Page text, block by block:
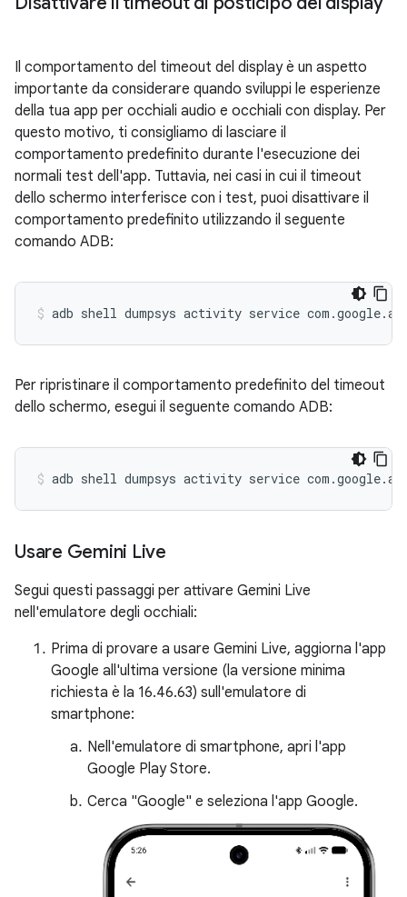
Il comportamento del timeout del display è un aspetto
importante da considerare quando sviluppi le esperienze
della tua app per occhiali audio e occhiali con display. Per
questo motivo, ti consigliamo di lasciare il
comportamento predefinito durante l'esecuzione dei
normali test dell'app. Tuttavia, nei casi in cui il timeout
dello schermo interferisce con i test, puoi disattivare il
comportamento predefinito utilizzando il seguente
comando ADB:
Per ripristinare il comportamento predefinito del timeout
dello schermo, esegui il seguente comando ADB:
Usare Gemini Live
Segui questi passaggi per attivare Gemini Live
nell'emulatore degli occhiali:
Prima di provare a usare Gemini Live, aggiorna l'app
Google all'ultima versione (la versione minima
richiesta è la 16.46.63) sull'emulatore di
smartphone:
Nell'emulatore di smartphone, apri l'app
Google Play Store.
Cerca "Google" e seleziona l'app Google.